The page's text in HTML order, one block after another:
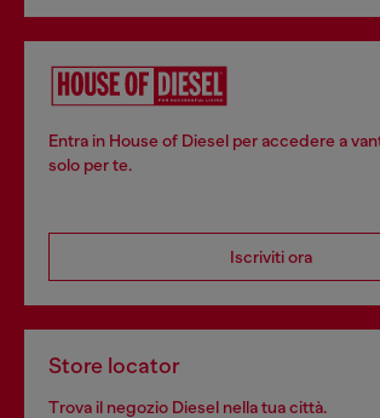
Entra in House of Diesel per accedere a
solo per te.
Iscriviti ora
Store locator
Trova il negozio Diesel nella tua città.